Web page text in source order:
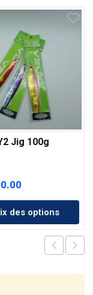
Jig 100g
des options